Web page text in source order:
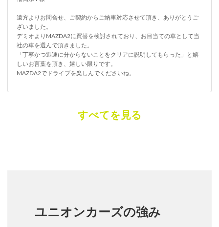
遠方よりお問合せ、ご契約からご納車対応させて頂き、ありがとうご
ざいました。
デミオよりMAZDA2に買替を検討されており、お目当ての車として当
社の車を選んで頂きました。
「丁寧かつ迅速に分からないことをクリアに説明してもらった」と嬉
しいお言葉を頂き、嬉しい限りです。
MAZDA2でドライブを楽しんでくださいね。
すべてを見る
ユニオンカーズの強み